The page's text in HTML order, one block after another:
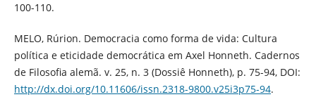
100-110.
MELO, Rúrion. Democracia como forma de vida: Cultura
política e eticidade democrática em Axel Honneth. Cadernos
de Filosofia alemã. v. 25, n. 3 (Dossiê Honneth), p. 75-94, DOI:
http://dx.doi.org/10.11606/issn.2318-9800.v25i3p75-94.